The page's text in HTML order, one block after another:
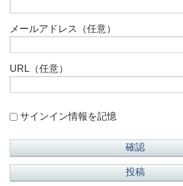
メールアドレス（任意）
URL（任意）
サインイン情報を記憶